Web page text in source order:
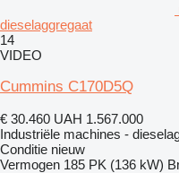
dieselaggregaat
14
VIDEO
Cummins C170D5Q
€ 30.460 UAH 1.567.000
Industriële machines -
Conditie nieuw
Vermogen 185 PK (136 kW)